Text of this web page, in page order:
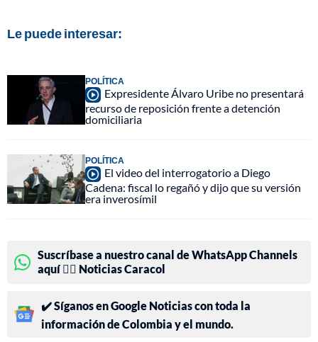
Le puede interesar:
POLÍTICA
Expresidente Álvaro Uribe no presentará
recurso de reposición frente a detención
domiciliaria
POLÍTICA
El video del interrogatorio a Diego
Cadena: fiscal lo regañó y dijo que su versión
era inverosímil
Suscríbase a nuestro canal de WhatsApp Channels
aquí 👉🏻 Noticias Caracol
✔️ Síganos en Google Noticias con toda la
información de Colombia y el mundo.